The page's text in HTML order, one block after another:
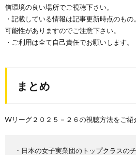
信環境の良い場所でご視聴下さい。
・記載している情報は記事更新時点のも
可能性がありますのでご注意下さい。
・ご利用は全て自己責任でお願いします。
まとめ
Wリーグ２０２５－２６の視聴方法をご紹
・日本の女子実業団のトップクラスの